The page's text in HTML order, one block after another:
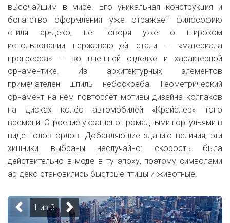
высочайшим в мире. Его уникальная конструкция и
богатство оформления уже отражает философию
стиля ар-деко, не говоря уже о широком
использовании нержавеющей стали — «материала
прогресса» — во внешней отделке и характерной
орнаментике. Из архитектурных элементов
примечателен шпиль небоскреба. Геометрический
орнамент на нем повторяет мотивы дизайна колпаков
на дисках колёс автомобилей «Крайслер» того
времени. Строение украшено громадными горгульями в
виде голов орлов. Добавляющие зданию величия, эти
хищники выбраны неслучайно: скорость была
действительно в моде в ту эпоху, поэтому символами
ар-деко становились быстрые птицы и животные.
1 из 3